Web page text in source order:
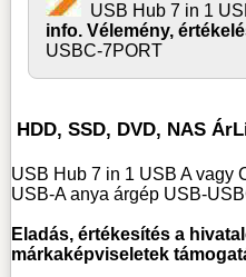
USB Hub 7 in 1
info. Vélemény,
USBC-7PORT
HDD, SSD, DVD, NAS
USB Hub 7 in 1 USB A vagy
USB-A anya árgép USB-
Eladás, értékesítés a
márkaképviseletek